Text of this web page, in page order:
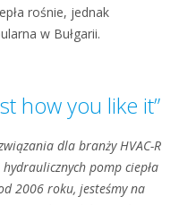
rośnie, jednak
w Bułgarii.
how you like it”
dla branży HVAC-R
pomp ciepła
2006 roku, jesteśmy na